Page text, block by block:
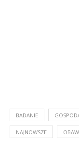
BADANIE
NAJNOWSZE